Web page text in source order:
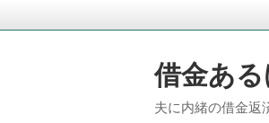
借金あ
夫に内緒の借金返